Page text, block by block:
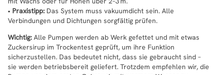
• Praxistipp: Das System muss vakuumdicht sein. Alle
Verbindungen und Dichtungen sorgfältig prüfen.
Wichtig: Alle Pumpen werden ab Werk gefettet und mit etwas
Zuckersirup im Trockentest geprüft, um ihre Funktion
sicherzustellen. Das bedeutet nicht, dass sie gebraucht sind –
sie werden betriebsbereit geliefert. Trotzdem empfehlen wir, die